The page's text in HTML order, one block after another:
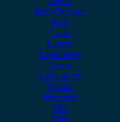
Jeep Chrysler
KIA
Lada
Lancia
Leapmotor
Lexus
Lynk & co
Mazda
Mercedes
MG
Mini